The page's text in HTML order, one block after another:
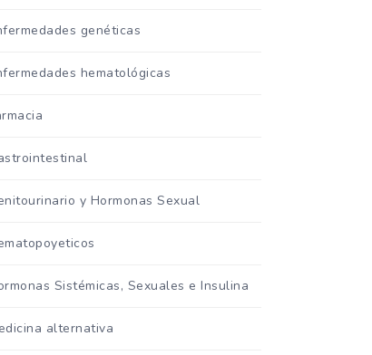
genéticas
hematológicas
y Hormonas Sexual
Sistémicas, Sexuales e Insulina
alternativa